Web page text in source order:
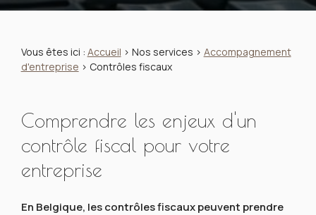
Vous êtes ici : Accueil > Nos services > Accompagnement
d'entreprise > Contrôles fiscaux
Comprendre les enjeux d'un
contrôle fiscal pour votre
entreprise
En Belgique, les contrôles fiscaux peuvent prendre